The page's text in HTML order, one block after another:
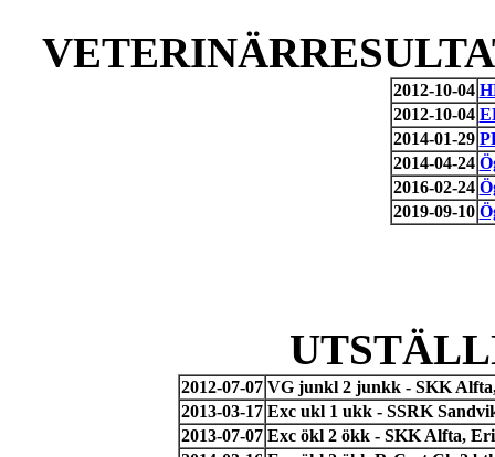
2012-10-04
2012-10-04
2014-01-29
2014-04-24
2016-02-24
2019-09-10
2012-07-07 VG junkl 2 junkk - SKK
2013-03-17 Exc ukl 1 ukk - SSRK
2013-07-07 Exc ökl 2 ökk - SKK Alfta,